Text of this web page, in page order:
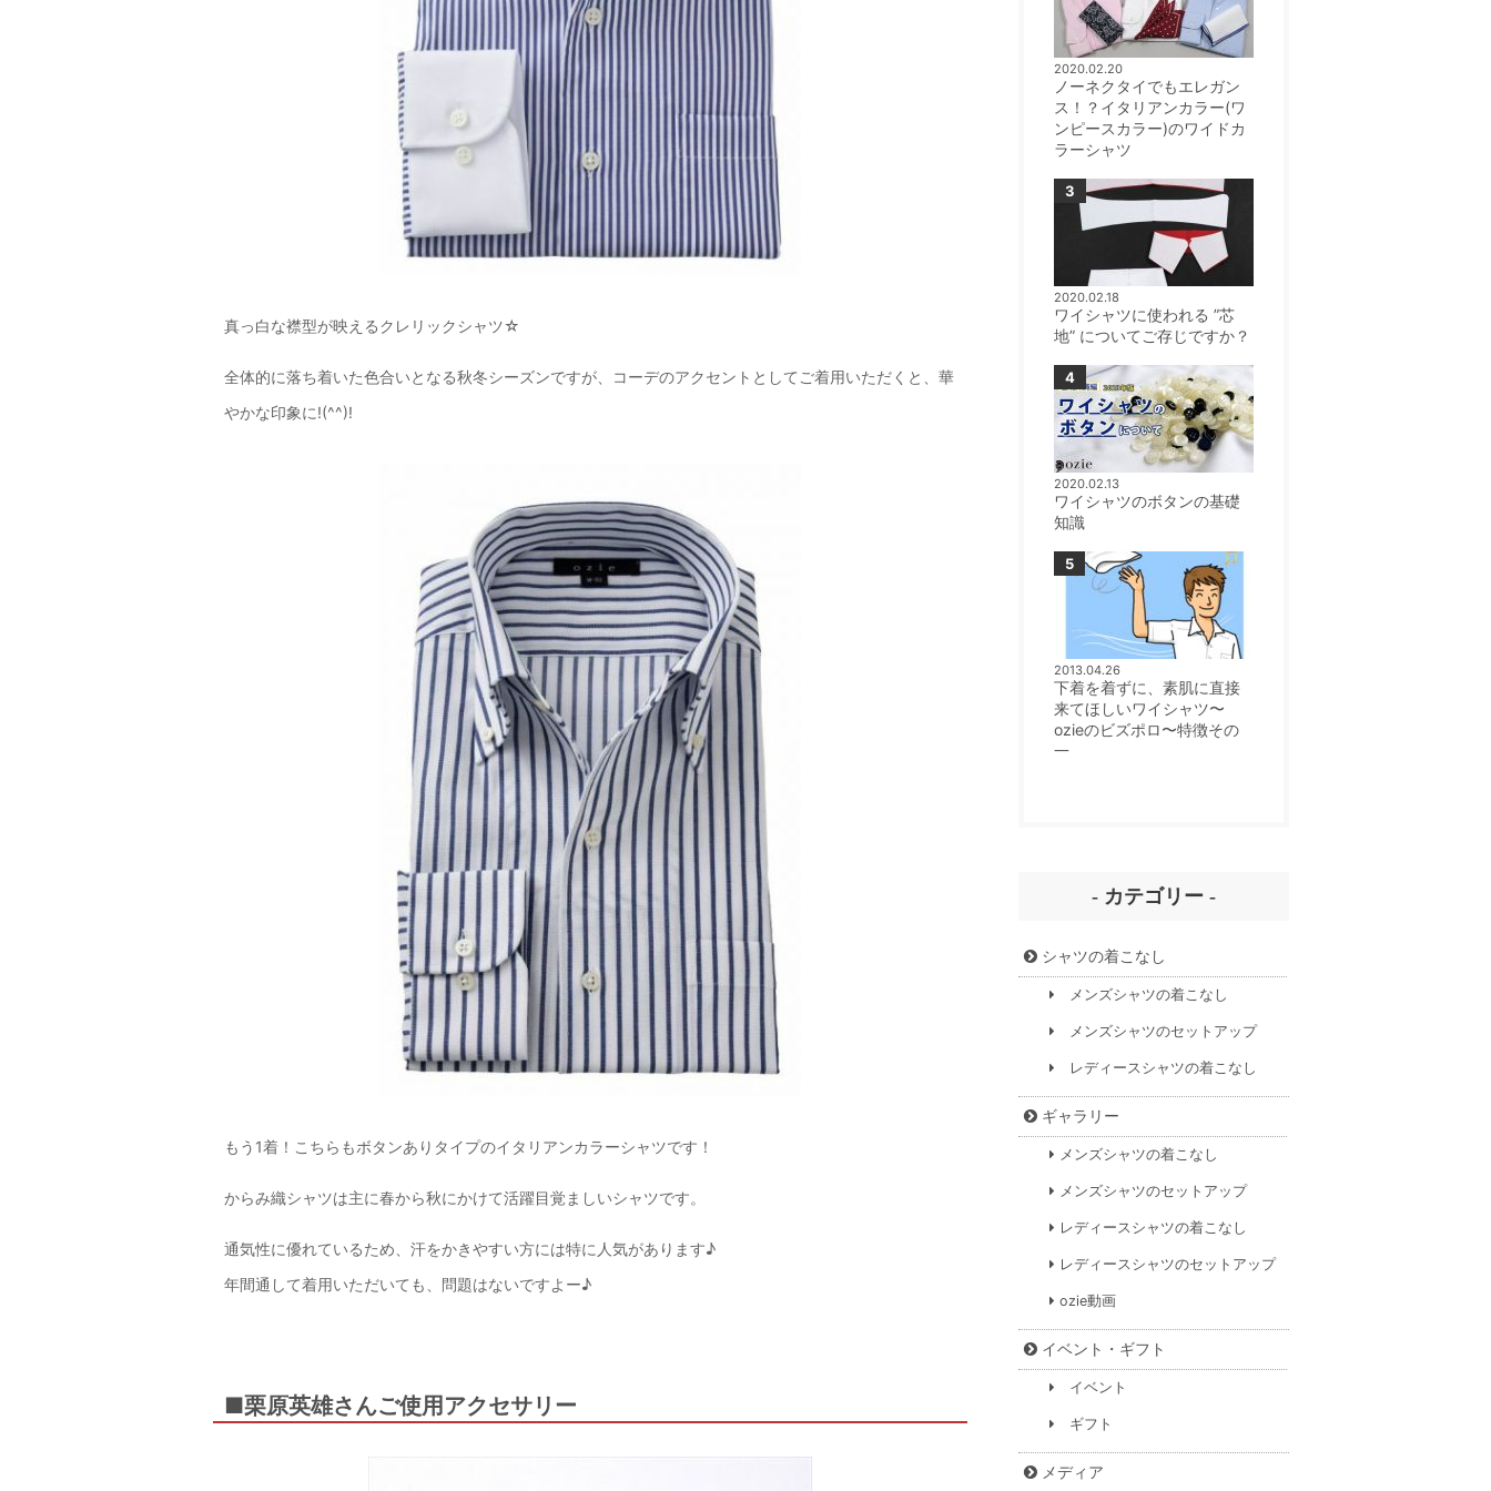
真っ白な襟型が映えるクレリックシャツ☆
全体的に落ち着いた色合いとなる秋冬シーズンですが、コーデのアクセントとしてご着用いただくと、華
やかな印象に!(^^)!
もう1着！こちらもボタンありタイプのイタリアンカラーシャツです！
からみ織シャツは主に春から秋にかけて活躍目覚ましいシャツです。
通気性に優れているため、汗をかきやすい方には特に人気があります♪
年間通して着用いただいても、問題はないですよー♪
■栗原英雄さんご使用アクセサリー
2020.02.20
ノーネクタイでもエレガン
ス！？イタリアンカラー(ワ
ンピースカラー)のワイドカ
ラーシャツ
2020.02.18
ワイシャツに使われる ”芯
地” についてご存じですか？
2020.02.13
ワイシャツのボタンの基礎
知識
2013.04.26
下着を着ずに、素肌に直接
来てほしいワイシャツ〜
ozieのビズポロ〜特徴その
一
- カテゴリー -
シャツの着こなし
メンズシャツの着こなし
メンズシャツのセットアップ
レディースシャツの着こなし
ギャラリー
メンズシャツの着こなし
メンズシャツのセットアップ
レディースシャツの着こなし
レディースシャツのセットアップ
ozie動画
イベント・ギフト
イベント
ギフト
メディア